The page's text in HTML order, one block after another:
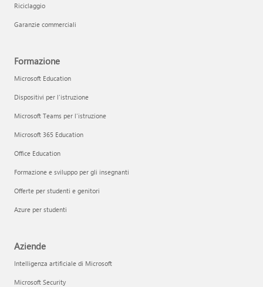
Riciclaggio
Garanzie commerciali
Formazione
Microsoft Education
Dispositivi per l'istruzione
Microsoft Teams per l'istruzione
Microsoft 365 Education
Office Education
Formazione e sviluppo per gli insegnanti
Offerte per studenti e genitori
Azure per studenti
Aziende
Intelligenza artificiale di Microsoft
Microsoft Security